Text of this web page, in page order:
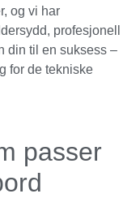
og vi har
profesjonell
din til en suksess –
for de tekniske
passer